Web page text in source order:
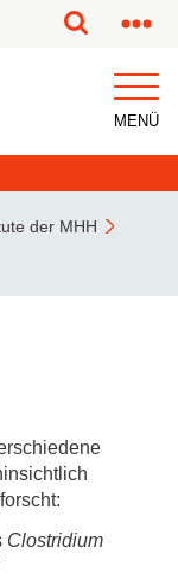
MENÜ
der MHH
Clostridium